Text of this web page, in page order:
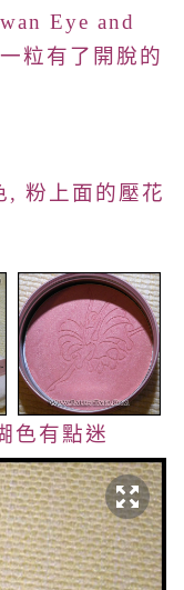
Eye and
粒有了開脫的
粉上面的壓花
色有點迷